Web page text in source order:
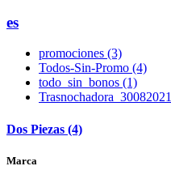
es
promociones (3)
Todos-Sin-Promo (4)
todo_sin_bonos (1)
Dos Piezas (4)
Marca